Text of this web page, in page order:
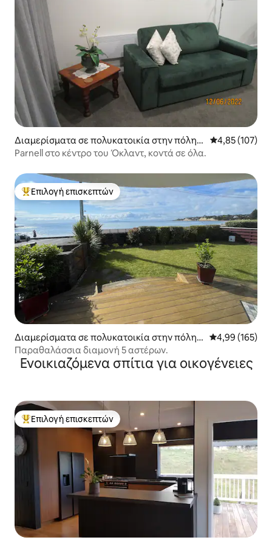
Διαμερίσματα σε πολυκατοικία στην πόλη
Ώκλαντ
Μέση
4,85 (107)
Parnell στο κέντρο του Όκλαντ, κοντά σε όλα.
Κορυφαία επιλογή επισκεπτών
Επιλογή επισκεπτών
Διαμερίσματα σε πολυκατοικία στην πόλη
Ώκλαντ
Μέση
4,99 (165)
Παραθαλάσσια διαμονή 5 αστέρων.
Ενοικιαζόμενα σπίτια για οικογένειες
Κορυφαία επιλογή επισκεπτών
Επιλογή επισκεπτών